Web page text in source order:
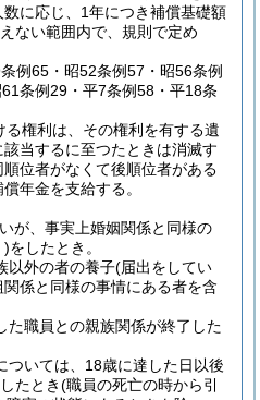
に応じ、1年につき補償基礎額
ない範囲内で、規則で定め
例65・昭52条例57・昭56条例
条例29・平7条例58・平18条
る権利は、その権利を有する遺
当するに至つたときは消滅す
位者がなくて後順位者がある
年金を支給する。
が、事実上婚姻関係と同様の
)をしたとき。
以外の者の養子(届出をしてい
係と同様の事情にある者を含
た職員との親族関係が終了した
ついては、18歳に達した日以後
たとき(職員の死亡の時から引